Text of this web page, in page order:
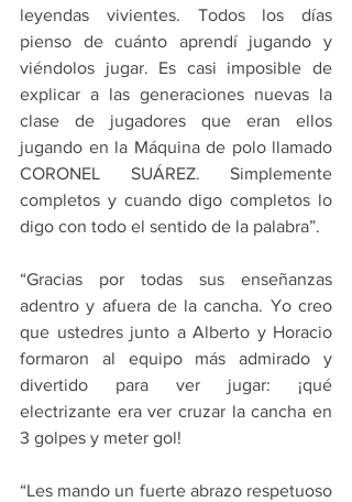
leyendas vivientes. Todos los días
pienso de cuánto aprendí jugando y
viéndolos jugar. Es casi imposible de
explicar a las generaciones nuevas la
clase de jugadores que eran ellos
jugando en la Máquina de polo llamado
CORONEL SUÁREZ. Simplemente
completos y cuando digo completos lo
digo con todo el sentido de la palabra”.
“Gracias por todas sus enseñanzas
adentro y afuera de la cancha. Yo creo
que ustedres junto a Alberto y Horacio
formaron al equipo más admirado y
divertido para ver jugar: ¡qué
electrizante era ver cruzar la cancha en
3 golpes y meter gol!
“Les mando un fuerte abrazo respetuoso